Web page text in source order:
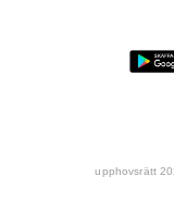
upphovsrätt